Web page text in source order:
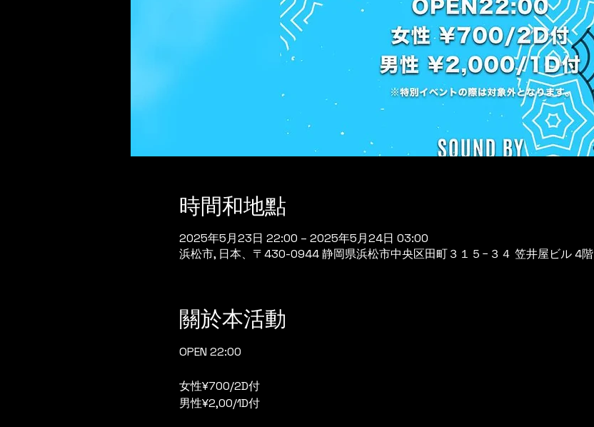
時間和地點
2025年5月23日 22:00 – 2025年5月24日 03:00
浜松市, 日本、〒430-0944 静岡県浜松市中央区田町３１５−３４ 笠井屋ビル 4階
關於本活動
OPEN 22:00
女性¥700/2D付
男性¥2,00/1D付